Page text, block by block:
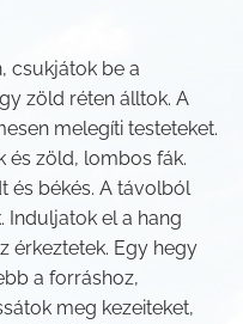
csukjátok be a
zöld réten álltok. A
melegíti testeteket.
és zöld, lombos fák.
és békés. A távolból
Induljatok el a hang
érkeztetek. Egy hegy
a forráshoz,
meg kezeiteket,